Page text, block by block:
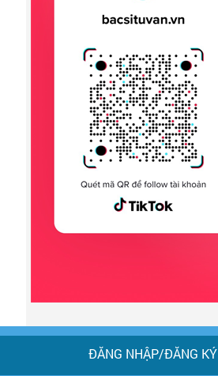
ĐĂNG NHẬP/ĐĂNG KÝ